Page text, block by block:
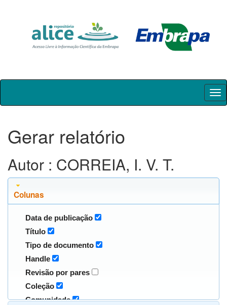
Skip
Gerar relatório
Autor : CORREIA, I. V. T.
Colunas
Data de publicação
Título
Tipo de documento
Handle
Revisão por pares
Coleção
Comunidade